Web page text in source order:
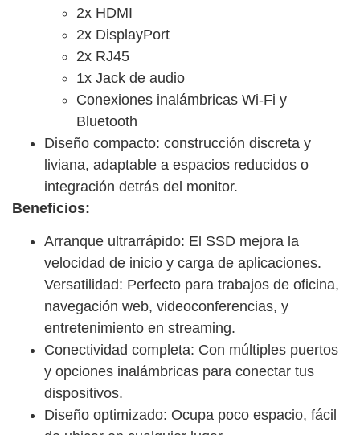
2x HDMI
2x DisplayPort
2x RJ45
1x Jack de audio
Conexiones inalámbricas Wi-Fi y
Bluetooth
Diseño compacto: construcción discreta y
liviana, adaptable a espacios reducidos o
integración detrás del monitor.
Beneficios:
Arranque ultrarrápido: El SSD mejora la
velocidad de inicio y carga de aplicaciones.
Versatilidad: Perfecto para trabajos de oficina,
navegación web, videoconferencias, y
entretenimiento en streaming.
Conectividad completa: Con múltiples puertos
y opciones inalámbricas para conectar tus
dispositivos.
Diseño optimizado: Ocupa poco espacio, fácil